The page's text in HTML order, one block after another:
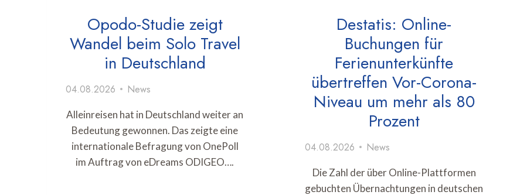
Opodo-Studie zeigt
Wandel beim Solo Travel
in Deutschland
04.08.2026 News
Alleinreisen hat in Deutschland weiter an
Bedeutung gewonnen. Das zeigte eine
internationale Befragung von OnePoll
im Auftrag von eDreams ODIGEO….
Destatis: Online-
Buchungen für
Ferienunterkünfte
übertreffen Vor-Corona-
Niveau um mehr als 80
Prozent
04.08.2026 News
Die Zahl der über Online-Plattformen
gebuchten Übernachtungen in deutschen